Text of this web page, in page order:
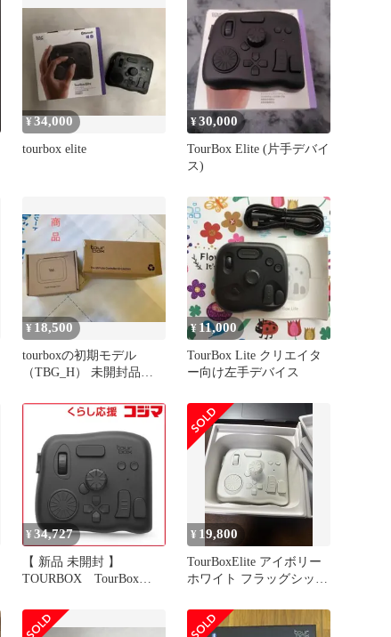
¥34,000
tourbox elite
¥30,000
TourBox Elite (片手デバイ
ス)
¥ 18,500
tourboxの初期モデル
（TBG_H） 未開封品と
¥ 11,000
TourBox Lite クリエイタ
ー向け左手デバイス
¥ 34,727
【 新品 未開封 】
TOURBOX TourBox
ク TBECABK 未使用 送
料無料
¥ 19,800
TourBoxElite アイボリー
ホワイト フラッグシップ